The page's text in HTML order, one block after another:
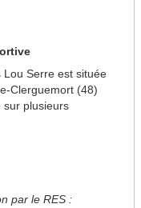
Lou Serre est située
Clerguemort (48)
sur plusieurs
par le RES :